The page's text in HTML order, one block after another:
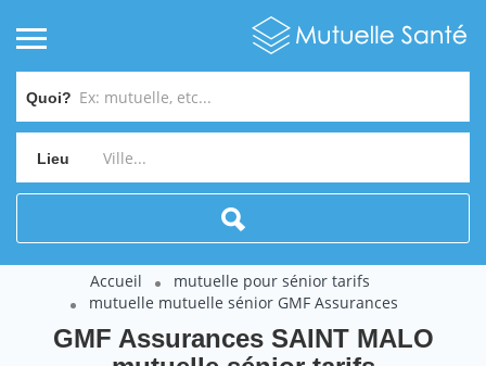
Quoi?
Lieu
Accueil
mutuelle pour sénior tarifs
mutuelle mutuelle sénior GMF Assurances
GMF Assurances SAINT MALO